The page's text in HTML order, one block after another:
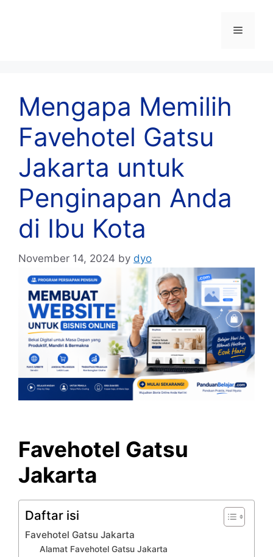
Menu
Mengapa Memilih
Favehotel Gatsu
Jakarta untuk
Penginapan Anda
di Ibu Kota
November 14, 2024 by dyo
Favehotel Gatsu
Jakarta
Daftar isi
Favehotel Gatsu Jakarta
Alamat Favehotel Gatsu Jakarta